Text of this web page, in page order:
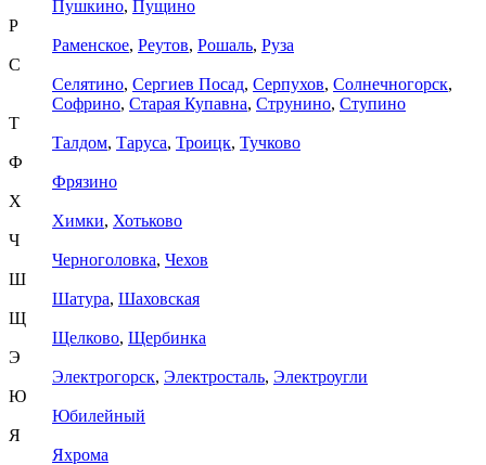
Пушкино, Пущино
Р
Раменское, Реутов, Рошаль, Руза
С
Селятино, Сергиев Посад, Серпухов, Солнечногорск,
Софрино, Старая Купавна, Струнино, Ступино
Т
Талдом, Таруса, Троицк, Тучково
Ф
Фрязино
Х
Химки, Хотьково
Ч
Черноголовка, Чехов
Ш
Шатура, Шаховская
Щ
Щелково, Щербинка
Э
Электрогорск, Электросталь, Электроугли
Ю
Юбилейный
Я
Яхрома